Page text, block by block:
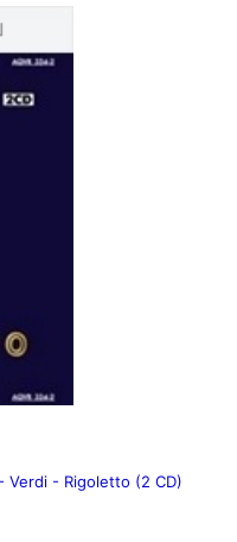
Verdi - Rigoletto (2 CD)